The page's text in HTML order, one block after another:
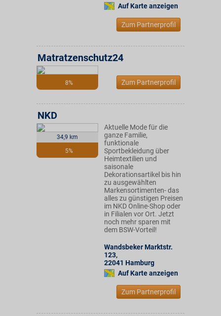
Auf Karte anzeigen
Zum Partnerprofil
8%
Matratzenschutz24
Zum Partnerprofil
34,9 km
5%
NKD
Aktuelle Mode für die
ganze Familie,
funktionale
Sportbekleidung über
Heimtextilien und
saisonale
Dekorationsartikel bis hin
zu ausgewählten
Markensortimenten- das
alles zu günstigen Preisen
im NKD Online-Shop oder
in Filialen vor Ort. Jetzt
noch mehr sparen mit
dem BSW-Vorteil!
Wandsbeker Marktstr.
123,
22041 Hamburg
Auf Karte anzeigen
Zum Partnerprofil